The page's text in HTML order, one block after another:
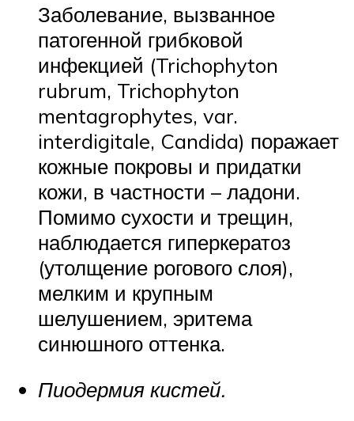
Заболевание, вызванное
патогенной грибковой
инфекцией (Trichophyton
rubrum, Trichophyton
mentagrophytes, var.
interdigitale, Candida) поражает
кожные покровы и придатки
кожи, в частности – ладони.
Помимо сухости и трещин,
наблюдается гиперкератоз
(утолщение рогового слоя),
мелким и крупным
шелушением, эритема
синюшного оттенка.
Пиодермия кистей.